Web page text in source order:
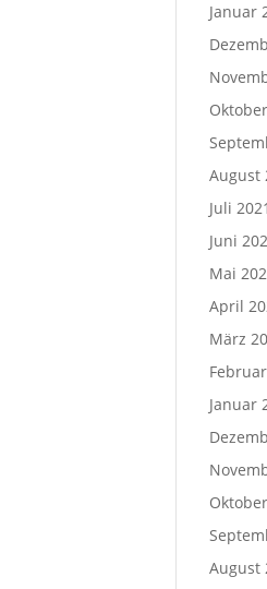
Januar
August
Juli 2021
Juni
Mai
April
März
Januar
August